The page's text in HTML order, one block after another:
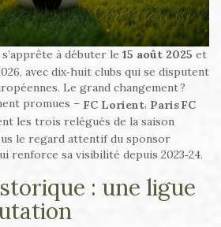
à débuter le 15 août 2025 et
, avec dix‑huit clubs qui se disputent
Le grand changement ?
promues – FC Lorient, Paris FC
les trois relégués de la saison
le regard attentif du sponsor
renforce sa visibilité depuis 2023‑24.
: une ligue